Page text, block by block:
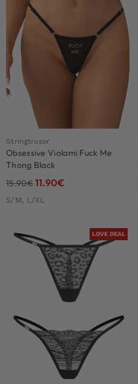
Stringtrosor
Obsessive Violami Fuck Me
Thong Black
15.90€11.90€
S/M, L/XL
LOVE DEAL